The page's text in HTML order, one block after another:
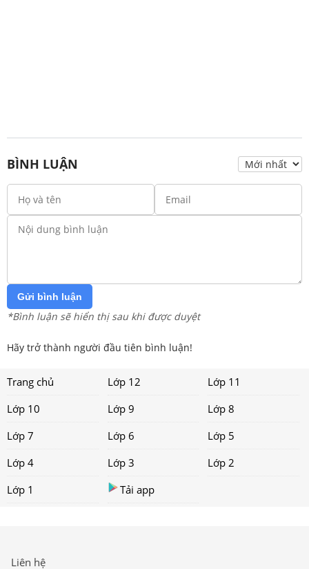
BÌNH LUẬN
Gửi bình luận
*Bình luận sẽ hiển thị sau khi được duyệt
Hãy trở thành người đầu tiên bình luận!
Trang chủ Lớp 12
Lớp 11
Lớp 10
Lớp 9
Lớp 8
Lớp 7
Lớp 6
Lớp 5
Lớp 4
Lớp 3
Lớp 2
Lớp 1
Tải app
Liên hệ